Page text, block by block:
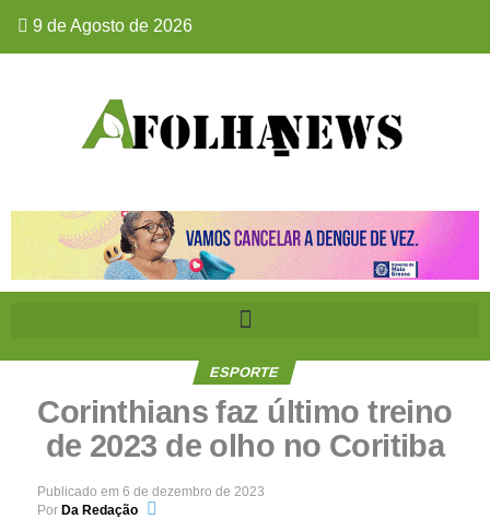
9 de Agosto de 2026
ESPORTE
Corinthians faz último treino
de 2023 de olho no Coritiba
Publicado em 6 de dezembro de 2023
Por Da Redação